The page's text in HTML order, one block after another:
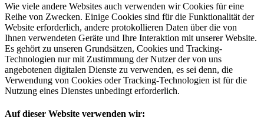
Wie viele andere Websites auch verwenden wir Cookies für eine
Reihe von Zwecken. Einige Cookies sind für die Funktionalität der
Website erforderlich, andere protokollieren Daten über die von
Ihnen verwendeten Geräte und Ihre Interaktion mit unserer Website.
Es gehört zu unseren Grundsätzen, Cookies und Tracking-
Technologien nur mit Zustimmung der Nutzer der von uns
angebotenen digitalen Dienste zu verwenden, es sei denn, die
Verwendung von Cookies oder Tracking-Technologien ist für die
Nutzung eines Dienstes unbedingt erforderlich.
Auf dieser Website verwenden wir: